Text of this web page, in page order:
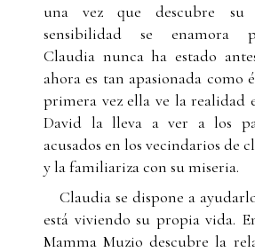
una vez que descubre
sensibilidad se enamora
Claudia nunca ha estado
ahora es tan apasionada como
primera vez ella ve la realidad
David la lleva a ver a los
acusados en los vecindarios de
y la familiariza con su miseria.
Claudia se dispone a
está viviendo su propia vida.
Mamma Muzio descubre la